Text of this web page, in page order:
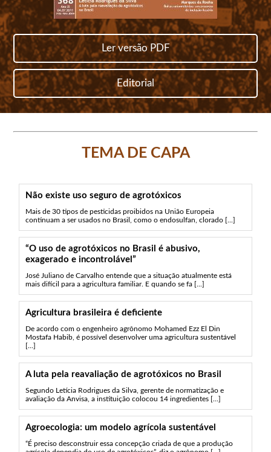
Ler versão PDF
Editorial
TEMA DE CAPA
Não existe uso seguro de agrotóxicos
Mais de 30 tipos de pesticidas proibidos na União Europeia
continuam a ser usados no Brasil, como o endosulfan, clorado [...]
“O uso de agrotóxicos no Brasil é abusivo,
exagerado e incontrolável”
José Juliano de Carvalho entende que a situação atualmente está
mais difícil para a agricultura familiar. E quando se fa [...]
Agricultura brasileira é deficiente
De acordo com o engenheiro agrônomo Mohamed Ezz El Din
Mostafa Habib, é possível desenvolver uma agricultura sustentável
[...]
A luta pela reavaliação de agrotóxicos no Brasil
Segundo Letícia Rodrigues da Silva, gerente de normatização e
avaliação da Anvisa, a instituição colocou 14 ingredientes [...]
Agroecologia: um modelo agrícola sustentável
“É preciso desconstruir essa concepção criada de que a produção